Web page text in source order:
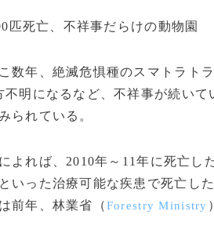
匹死亡、不祥事だらけの動物園
数年、絶滅危惧種のスマトラト
不明になるなど、不祥事が続い
られている。
よれば、2010年～11年に死亡し
いった治療可能な疾患で死亡し
前年、林業省（Forestry Ministry